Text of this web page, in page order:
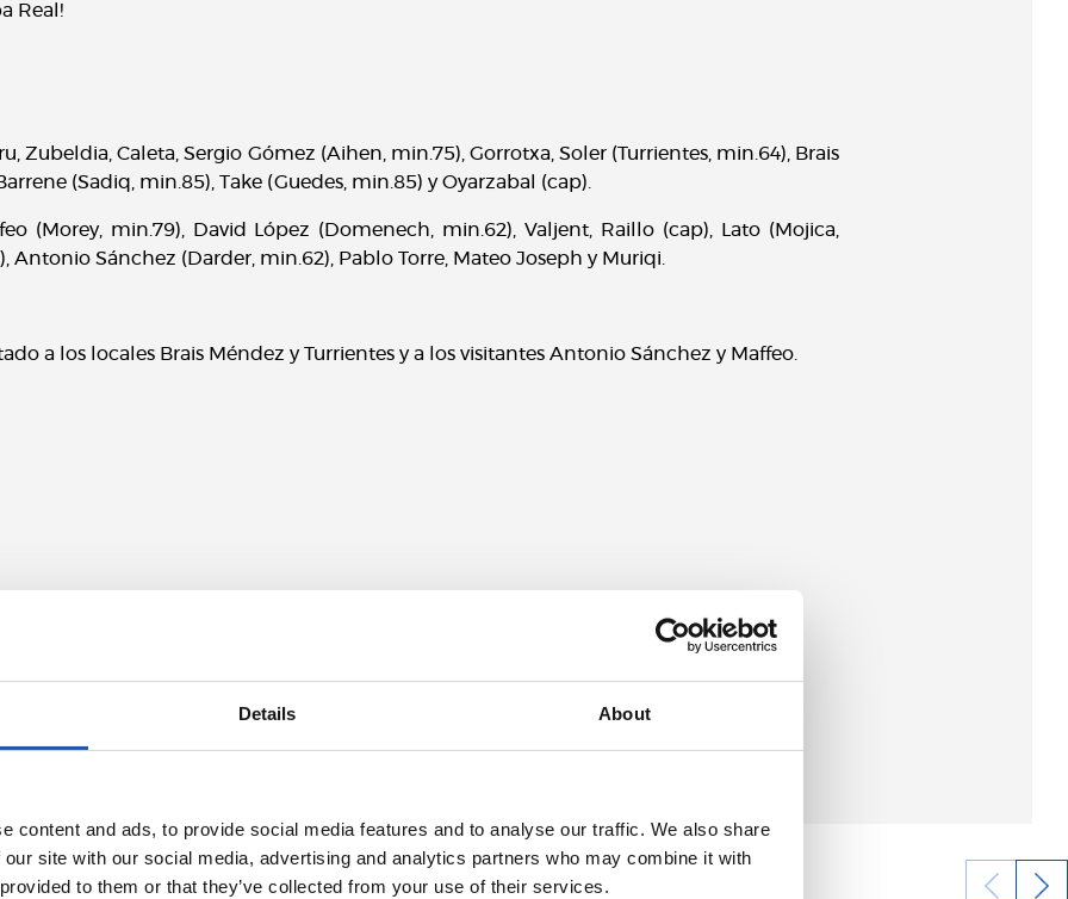
Details About
content and ads, to provide social media features and to analyse our traffic. We also share
site with our social media, advertising and analytics partners who may combine it with
to them or that they’ve collected from your use of their services.
Real!
Zubeldia, Caleta, Sergio Gómez (Aihen, min.75), Gorrotxa, Soler (Turrientes, min.64), Brais
(Sadiq, min.85), Take (Guedes, min.85) y Oyarzabal (cap).
(Morey, min.79), David López (Domenech, min.62), Valjent, Raillo (cap), Lato (Mojica,
Antonio Sánchez (Darder, min.62), Pablo Torre, Mateo Joseph y Muriqi.
a los locales Brais Méndez y Turrientes y a los visitantes Antonio Sánchez y Maffeo.